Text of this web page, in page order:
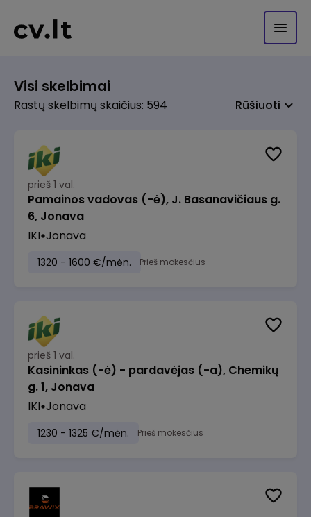
Visi skelbimai
Rastų skelbimų skaičius: 594 Rūšiuoti
prieš 1 val.
Pamainos vadovas (-ė), J. Basanavičiaus g.
6, Jonava
IKI Jonava
1320 - 1600 €/mėn. Prieš mokesčius
prieš 1 val.
Kasininkas (-ė) - pardavėjas (-a), Chemikų
g. 1, Jonava
IKI Jonava
1230 - 1325 €/mėn. Prieš mokesčius